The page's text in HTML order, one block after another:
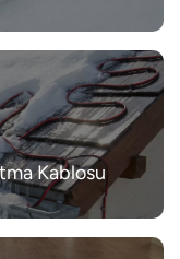
Kablosu